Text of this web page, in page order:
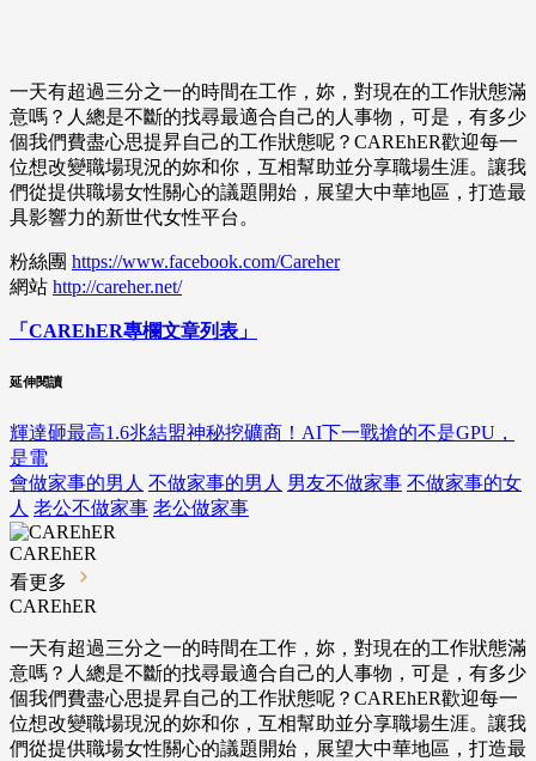
一天有超過三分之一的時間在工作，妳，對現在的工作狀態滿
意嗎？人總是不斷的找尋最適合自己的人事物，可是，有多少
個我們費盡心思提昇自己的工作狀態呢？CAREhER歡迎每一
位想改變職場現況的妳和你，互相幫助並分享職場生涯。讓我
們從提供職場女性關心的議題開始，展望大中華地區，打造最
具影響力的新世代女性平台。
粉絲團 https://www.facebook.com/Careher
網站 http://careher.net/
「CAREhER專欄文章列表」
延伸閱讀
輝達砸最高1.6兆結盟神秘挖礦商！AI下一戰搶的不是GPU，
是電
會做家事的男人 不做家事的男人 男友不做家事 不做家事的女
人 老公不做家事 老公做家事
CAREhER
看更多
CAREhER
一天有超過三分之一的時間在工作，妳，對現在的工作狀態滿
意嗎？人總是不斷的找尋最適合自己的人事物，可是，有多少
個我們費盡心思提昇自己的工作狀態呢？CAREhER歡迎每一
位想改變職場現況的妳和你，互相幫助並分享職場生涯。讓我
們從提供職場女性關心的議題開始，展望大中華地區，打造最